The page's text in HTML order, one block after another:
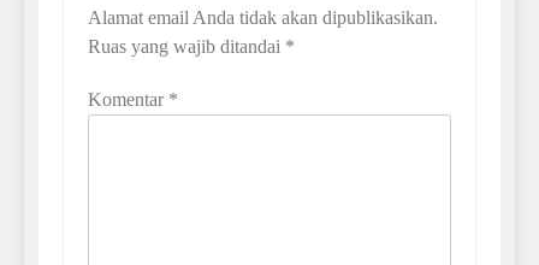
Alamat email Anda tidak akan dipublikasikan.
Ruas yang wajib ditandai *
Komentar *